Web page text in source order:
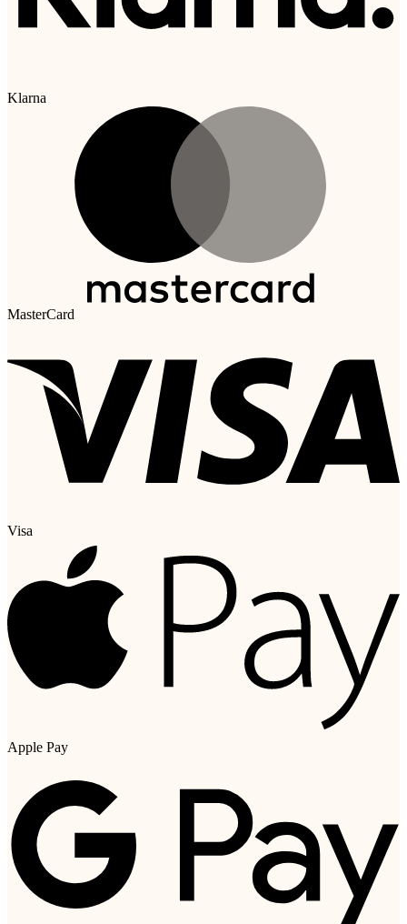
Klarna
MasterCard
Visa
Apple Pay